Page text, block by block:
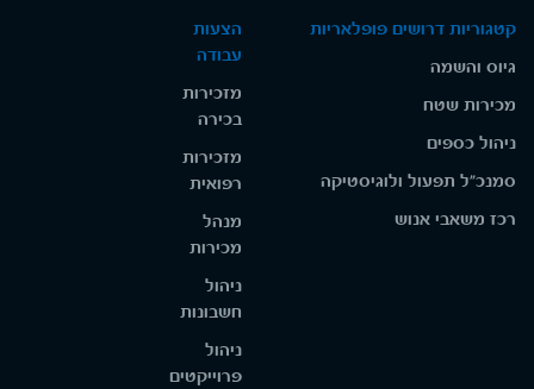
קטגוריות דרושים פופלאריות
גיוס והשמה
מכירות שטח
ניהול כספים
סמנכ"ל תפעול ולוגיסטיקה
רכז משאבי אנוש
הצעות
עבודה
מזכירות
בכירה
מזכירות
רפואית
מנהל
מכירות
ניהול
חשבונות
ניהול
פרוייקטים